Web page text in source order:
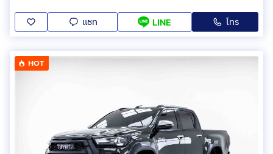
แชท LINE โทร
HOT